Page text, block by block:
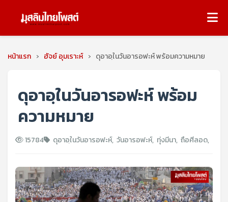
หน้าแรก › ฮัจย์ อุมเราะห์ › ดุอาอฺในวันอารอฟะห์ พร้อมความหมาย
ดุอาอฺในวันอารอฟะห์ พร้อม
ความหมาย
15784 ดุอาอฺในวันอารอฟะห์, วันอารอฟะห์, ทุ่งมีนา, ถือศีลอด,